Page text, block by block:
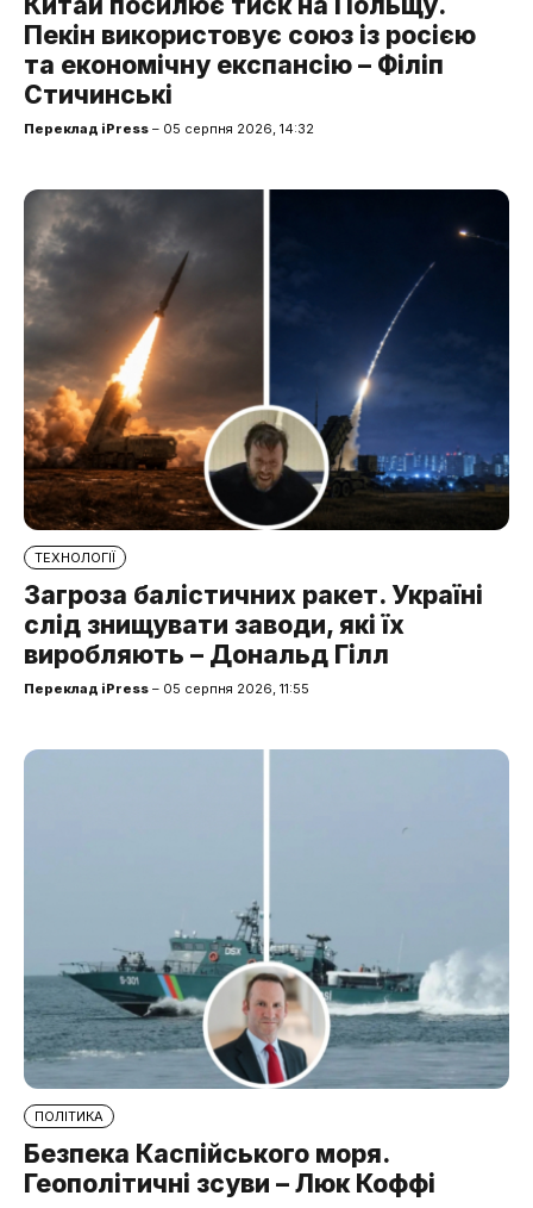
Пекін використовує союз із росією
та економічну експансію – Філіп
Стичинські
Переклад iPress – 05 серпня 2026, 14:32
ТЕХНОЛОГІЇ
Загроза балістичних ракет. Україні
слід знищувати заводи, які їх
виробляють – Дональд Гілл
Переклад iPress – 05 серпня 2026, 11:55
ПОЛІТИКА
Безпека Каспійського моря.
Геополітичні зсуви – Люк Коффі